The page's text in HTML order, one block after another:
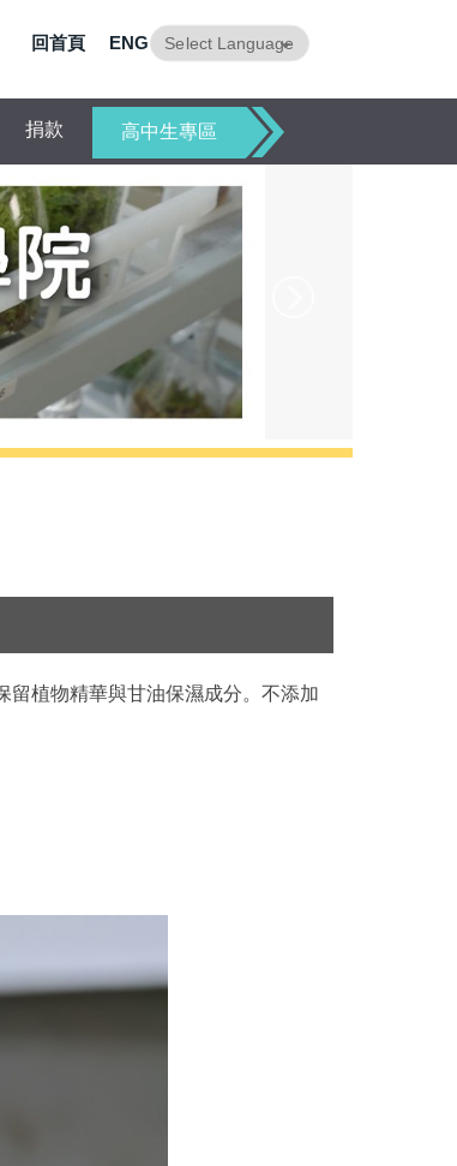
Translate
回首頁 ENG
捐款 高中生專區
留植物精華與甘油保濕成分。不添加